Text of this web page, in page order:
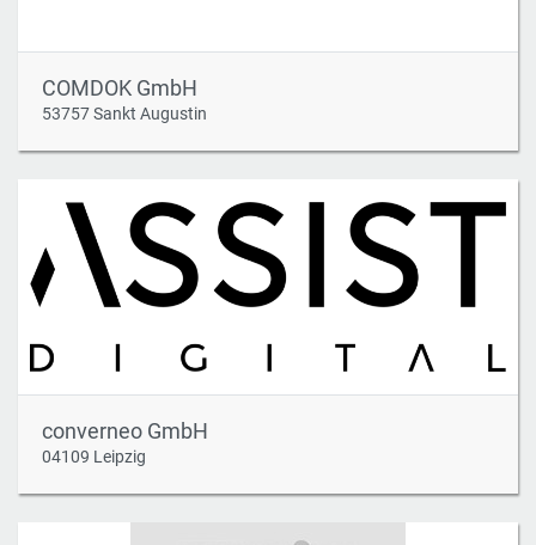
COMDOK GmbH
53757 Sankt Augustin
converneo GmbH
04109 Leipzig